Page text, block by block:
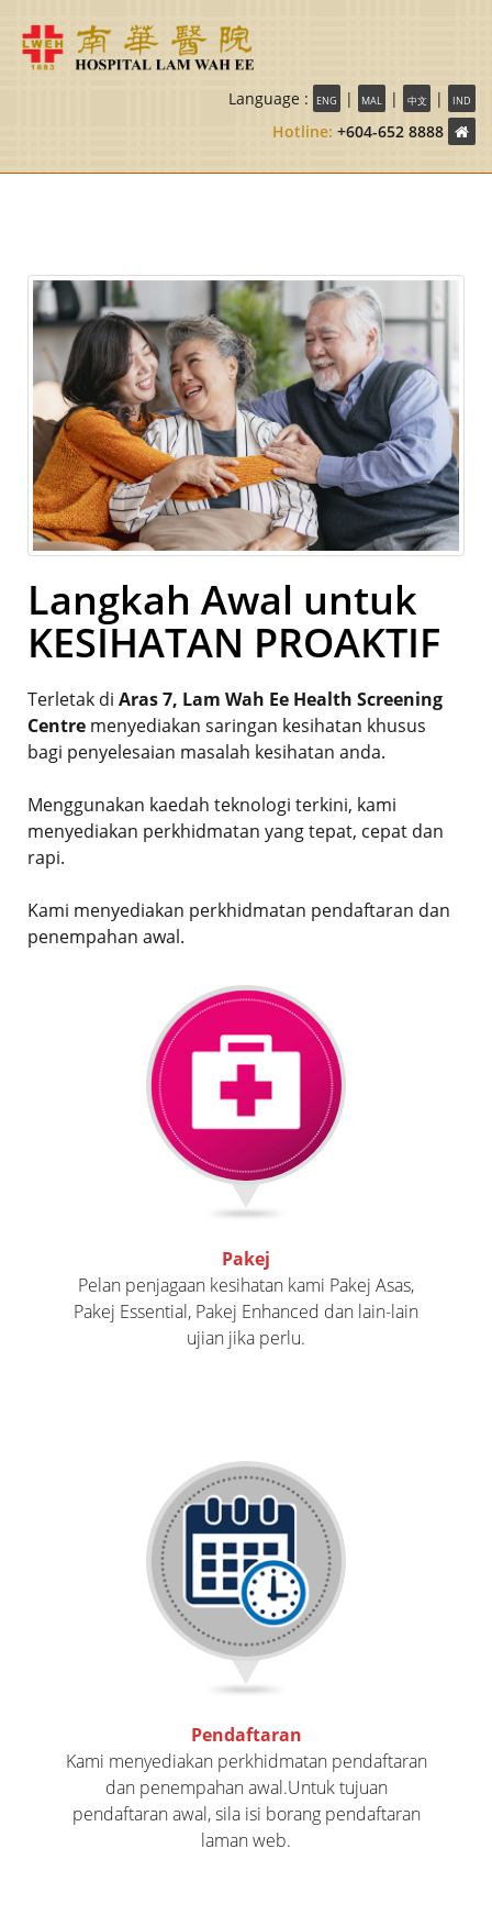
Language : ENG | MAL | 中文 | IND
Hotline: +604-652 8888
Langkah Awal untuk
KESIHATAN PROAKTIF
Terletak di Aras 7, Lam Wah Ee Health Screening
Centre menyediakan saringan kesihatan khusus
bagi penyelesaian masalah kesihatan anda.
Menggunakan kaedah teknologi terkini, kami
menyediakan perkhidmatan yang tepat, cepat dan
rapi.
Kami menyediakan perkhidmatan pendaftaran dan
penempahan awal.
Pakej
Pelan penjagaan kesihatan kami Pakej Asas,
Pakej Essential, Pakej Enhanced dan lain-lain
ujian jika perlu.
Pendaftaran
Kami menyediakan perkhidmatan pendaftaran
dan penempahan awal.Untuk tujuan
pendaftaran awal, sila isi borang pendaftaran
laman web.